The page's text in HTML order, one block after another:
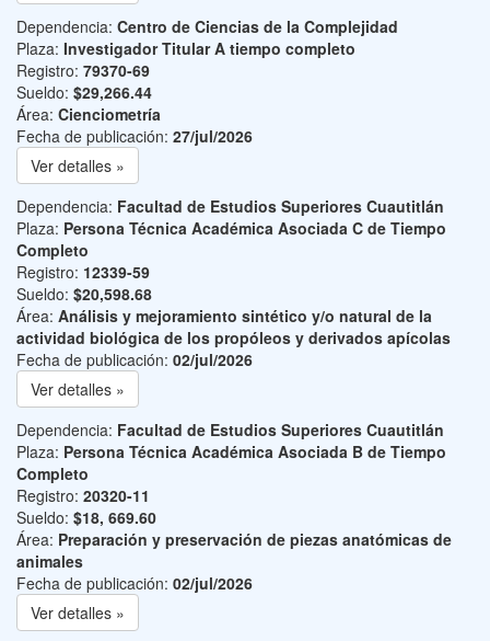
Dependencia: Centro de Ciencias de la Complejidad
Plaza: Investigador Titular A tiempo completo
Registro: 79370-69
Sueldo: $29,266.44
Área: Cienciometría
Fecha de publicación: 27/jul/2026
Ver detalles »
Dependencia: Facultad de Estudios Superiores Cuautitlán
Plaza: Persona Técnica Académica Asociada C de Tiempo
Completo
Registro: 12339-59
Sueldo: $20,598.68
Área: Análisis y mejoramiento sintético y/o natural de la
actividad biológica de los propóleos y derivados apícolas
Fecha de publicación: 02/jul/2026
Ver detalles »
Dependencia: Facultad de Estudios Superiores Cuautitlán
Plaza: Persona Técnica Académica Asociada B de Tiempo
Completo
Registro: 20320-11
Sueldo: $18, 669.60
Área: Preparación y preservación de piezas anatómicas de
animales
Fecha de publicación: 02/jul/2026
Ver detalles »